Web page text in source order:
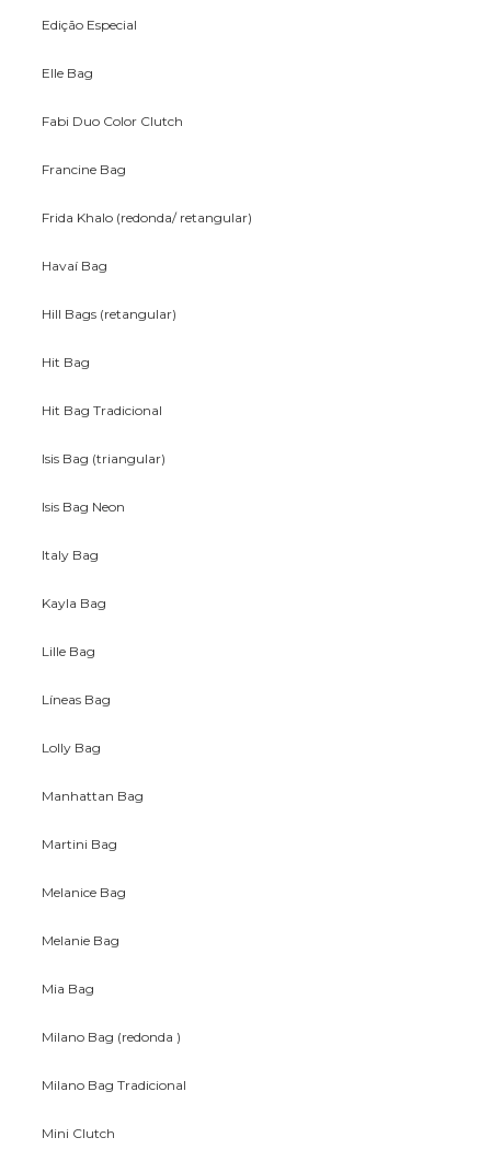
Edição Especial
Elle Bag
Fabi Duo Color Clutch
Francine Bag
Frida Khalo (redonda/ retangular)
Havaí Bag
Hill Bags (retangular)
Hit Bag
Hit Bag Tradicional
Isis Bag (triangular)
Isis Bag Neon
Italy Bag
Kayla Bag
Lille Bag
Líneas Bag
Lolly Bag
Manhattan Bag
Martini Bag
Melanice Bag
Melanie Bag
Mia Bag
Milano Bag (redonda )
Milano Bag Tradicional
Mini Clutch